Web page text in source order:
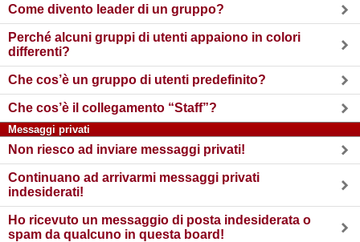
Come divento leader di un gruppo?
Perché alcuni gruppi di utenti appaiono in colori
differenti?
Che cos’è un gruppo di utenti predefinito?
Che cos’è il collegamento “Staff”?
Messaggi privati
Non riesco ad inviare messaggi privati!
Continuano ad arrivarmi messaggi privati
indesiderati!
Ho ricevuto un messaggio di posta indesiderata o
spam da qualcuno in questa board!